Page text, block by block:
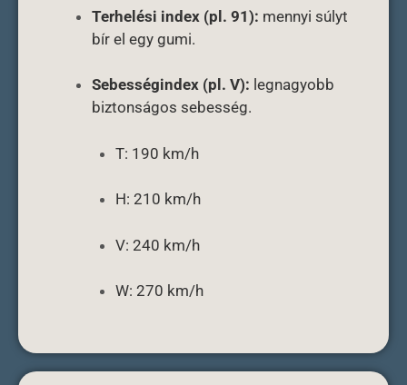
Terhelési index (pl. 91): mennyi súlyt
bír el egy gumi.
Sebességindex (pl. V): legnagyobb
biztonságos sebesség.
T: 190 km/h
H: 210 km/h
V: 240 km/h
W: 270 km/h